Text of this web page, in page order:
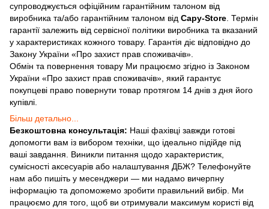
супроводжується офіційним гарантійним талоном від
виробника та/або гарантійним талоном від Capy-Store. Термін
гарантії залежить від сервісної політики виробника та вказаний
у характеристиках кожного товару. Гарантія діє відповідно до
Закону України «Про захист прав споживачів».
Обмін та повернення товару Ми працюємо згідно із Законом
України «Про захист прав споживачів», який гарантує
покупцеві право повернути товар протягом 14 днів з дня його
купівлі.
Більш детально...
Безкоштовна консультація: Наші фахівці завжди готові
допомогти вам із вибором техніки, що ідеально підійде під
ваші завдання. Виникли питання щодо характеристик,
сумісності аксесуарів або налаштування ДБЖ? Телефонуйте
нам або пишіть у месенджери — ми надамо вичерпну
інформацію та допоможемо зробити правильний вибір. Ми
працюємо для того, щоб ви отримували максимум користі від